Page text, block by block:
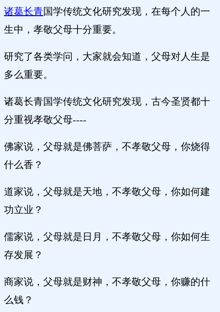
诸葛长青国学传统文化研究发现，在每个人的一
生中，孝敬父母十分重要。
研究了各类学问，大家就会知道，父母对人生是
多么重要。
诸葛长青国学传统文化研究发现，古今圣贤都十
分重视孝敬父母----
佛家说，父母就是佛菩萨，不孝敬父母，你烧得
什么香？
道家说，父母就是天地，不孝敬父母，你如何建
功立业？
儒家说，父母就是日月，不孝敬父母，你如何生
存发展？
商家说，父母就是财神，不孝敬父母，你赚的什
么钱？